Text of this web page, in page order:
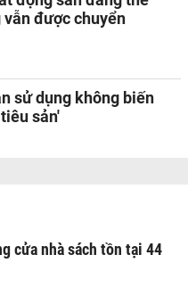
vẫn được chuyển
sử dụng không biến
sản'
cửa nhà sách tồn tại 44